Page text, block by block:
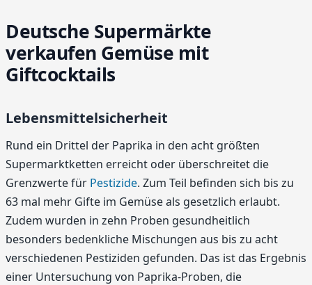
Deutsche Supermärkte
verkaufen Gemüse mit
Giftcocktails
Lebensmittelsicherheit
Rund ein Drittel der Paprika in den acht größten
Supermarktketten erreicht oder überschreitet die
Grenzwerte für Pestizide. Zum Teil befinden sich bis zu
63 mal mehr Gifte im Gemüse als gesetzlich erlaubt.
Zudem wurden in zehn Proben gesundheitlich
besonders bedenkliche Mischungen aus bis zu acht
verschiedenen Pestiziden gefunden. Das ist das Ergebnis
einer Untersuchung von Paprika-Proben, die